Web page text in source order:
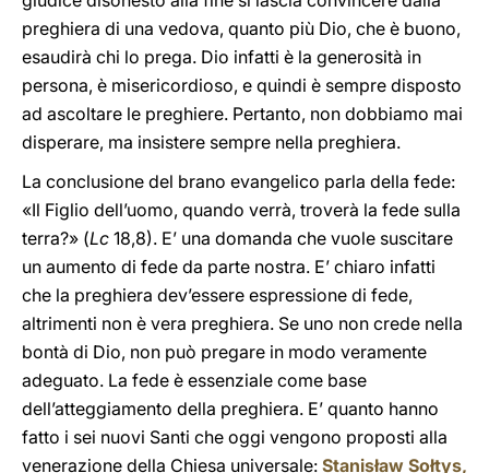
preghiera di una vedova, quanto più Dio, che è buono,
esaudirà chi lo prega. Dio infatti è la generosità in
persona, è misericordioso, e quindi è sempre disposto
ad ascoltare le preghiere. Pertanto, non dobbiamo mai
disperare, ma insistere sempre nella preghiera.
La conclusione del brano evangelico parla della fede:
«Il Figlio dell’uomo, quando verrà, troverà la fede sulla
terra?» (Lc 18,8). E’ una domanda che vuole suscitare
un aumento di fede da parte nostra. E’ chiaro infatti
che la preghiera dev’essere espressione di fede,
altrimenti non è vera preghiera. Se uno non crede nella
bontà di Dio, non può pregare in modo veramente
adeguato. La fede è essenziale come base
dell’atteggiamento della preghiera. E’ quanto hanno
fatto i sei nuovi Santi che oggi vengono proposti alla
venerazione della Chiesa universale: Stanisław Sołtys,